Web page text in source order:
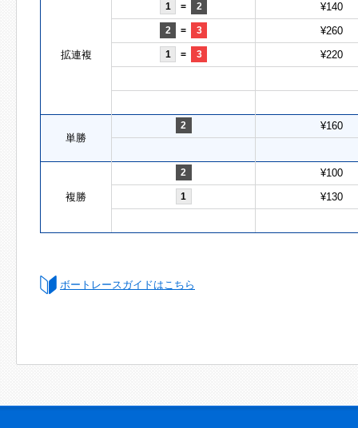
拡連複
1 = 2 ¥140
2 = 3 ¥260
1 = 3 ¥220
単勝
2 ¥160
複勝
2 ¥100
1 ¥130
ボートレースガイドはこちら